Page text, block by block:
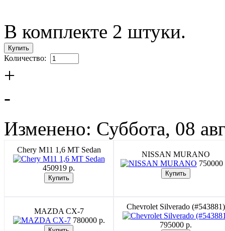
В комплекте 2 штуки.
Количество:
+
-
Изменено: Суббота, 08
Chery M11 1,6 MT Sedan
450919 p.
NISSAN MURANO
750000
MAZDA CX-7
780000 p.
Chevrolet Silverado (#543881)
795000 p.